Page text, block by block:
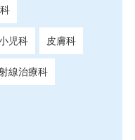
児科 皮膚科
線治療科